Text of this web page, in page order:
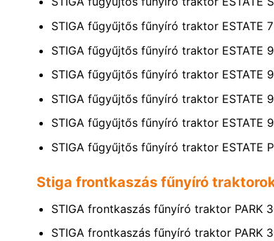
STIGA fűgyűjtős fűnyíró traktor ESTATE
STIGA fűgyűjtős fűnyíró traktor ESTATE
STIGA fűgyűjtős fűnyíró traktor ESTATE
STIGA fűgyűjtős fűnyíró traktor ESTATE
STIGA fűgyűjtős fűnyíró traktor ESTATE
STIGA fűgyűjtős fűnyíró traktor ESTATE
Stiga frontkaszás fűnyíró
STIGA frontkaszás fűnyíró traktor PARK
STIGA frontkaszás fűnyíró traktor PARK